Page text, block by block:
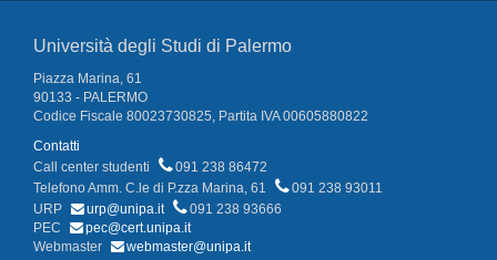
Università degli Studi di Palermo
Piazza Marina, 61
90133 - PALERMO
Codice Fiscale 80023730825, Partita IVA 00605880822
Contatti
Call center studenti
091 238 86472
Telefono Amm. C.le di P.zza Marina, 61
091 238 93011
URP
urp@unipa.it
091 238 93666
PEC
pec@cert.unipa.it
Webmaster
webmaster@unipa.it